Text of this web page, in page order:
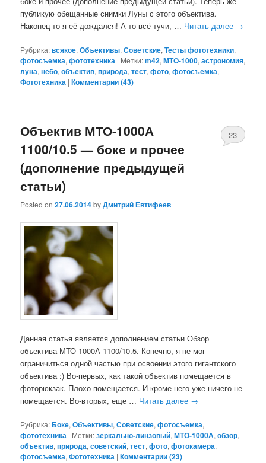
публикую обещанные снимки Луны с этого объектива.
Наконец-то я её дождался! А то всё тучи, … Читать далее →
Рубрика:всякое,Объективы,Советские,Тесты фототехники,
фотосъемка,фототехника | Метки:m42,MTO-1000,астрономия,
луна,небо,объектив,природа,тест,фото,фотосъемка,
Фототехника |Комментарии (43)
Объектив МТО-1000А
1100/10.5 — боке и прочее
(дополнение предыдущей
статьи)
Posted on27.06.2014byДмитрий Евтифеев
23
Данная статья является дополнением статьи Обзор
объектива МТО-1000А 1100/10.5. Конечно, я не мог
ограничиться одной частью при освоении этого гигантского
объектива :) Во-первых, как такой объектив помещается в
фоторюкзак. Плохо помещается. И кроме него уже ничего не
помещается. Во-вторых, еще … Читать далее →
Рубрика:Боке,Объективы,Советские,фотосъемка,
фототехника | Метки:зеркально-линзовый,МТО-1000А,обзор,
объектив,природа,советский,тест,фото,фотокамера,
фотосъемка,Фототехника |Комментарии (23)